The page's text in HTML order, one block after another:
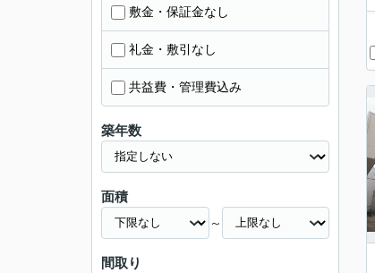
敷金・保証金なし
礼金・敷引なし
共益費・管理費込み
築年数
面積
～
間取り